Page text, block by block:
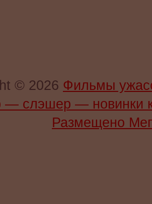
© 2026 Фильмы
— слэшер —
Размещено